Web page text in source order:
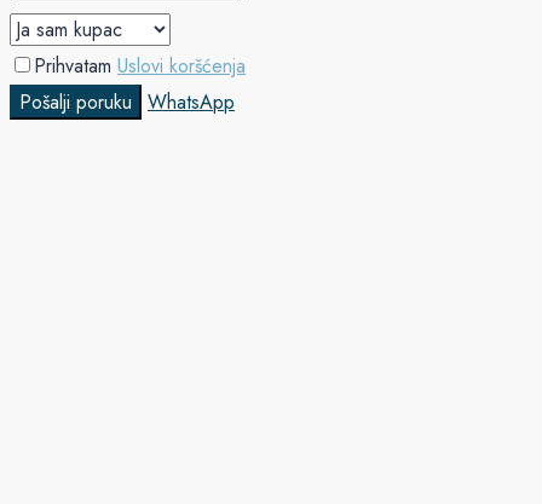
Prihvatam Uslovi koršćenja
Pošalji poruku
WhatsApp